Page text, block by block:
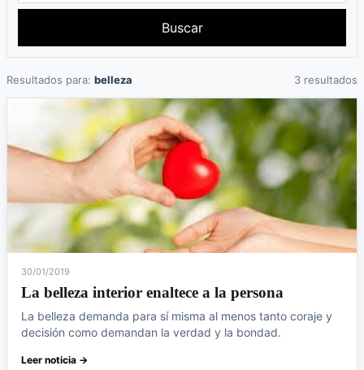
Buscar
Resultados para: belleza 3 resultados
30/01/2019
La belleza interior enaltece a la persona
La belleza demanda para sí misma al menos tanto coraje y
decisión como demandan la verdad y la bondad.
Leer noticia →